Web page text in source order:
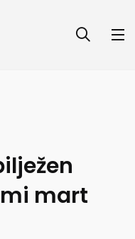
mart